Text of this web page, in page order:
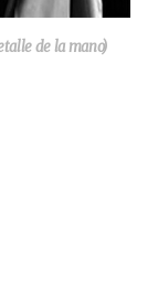
de la mano)